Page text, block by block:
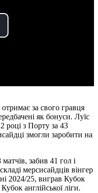
за свого гравця
як бонуси. Луїс
році з Порту за 43
змогли заробити на
забив 41 гол і
мерсисайдців вінгер
2024/25, виграв Кубок
англійської ліги.